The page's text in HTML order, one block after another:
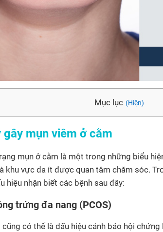
Mục lục (Hiện)
gây mụn viêm ở cằm
mụn ở cằm là một trong những biểu
khu vực da ít được quan tâm chăm sóc.
hiệu nhận biết các bệnh sau đây:
trứng đa nang (PCOS)
có thể là dấu hiệu cảnh báo hội